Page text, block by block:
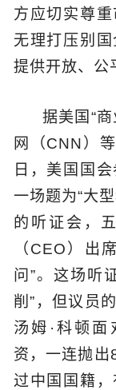
方应切实尊
无理打压别
提供开放、公
据美国“
网（CNN）
日，美国国
一场题为“大
的听证会，
（CEO）出
问”。这场听
削”，但议员
汤姆·科顿面
资，一连抛出
过中国国籍